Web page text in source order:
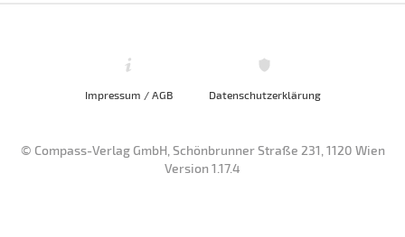
Impressum / AGB Datenschutzerklärung
© Compass-Verlag GmbH, Schönbrunner Straße 231, 1120 Wien
Version 1.17.4